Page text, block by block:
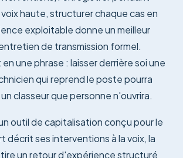
haute, structurer chaque cas en
exploitable donne un meilleur
de transmission formel.
une phrase : laisser derrière soi une
qui reprend le poste pourra
classeur que personne n'ouvrira.
outil de capitalisation conçu pour le
décrit ses interventions à la voix, la
un retour d'expérience structuré